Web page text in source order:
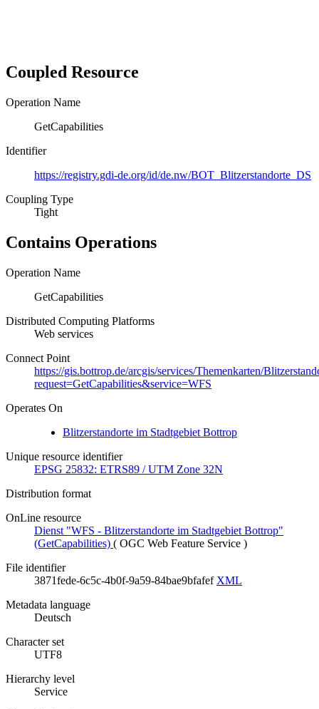
Coupled Resource
Operation Name
GetCapabilities
Identifier
https://registry.gdi-de.org/id/de.nw/BOT_Blitzerstandorte_DS
Coupling Type
Tight
Contains Operations
Operation Name
GetCapabilities
Distributed Computing Platforms
Web services
Connect Point
https://gis.bottrop.de/arcgis/services/Themenkarten/
request=GetCapabilities&service=WFS
Operates On
Blitzerstandorte im Stadtgebiet Bottrop
Unique resource identifier
EPSG 25832: ETRS89 / UTM Zone 32N
Distribution format
OnLine resource
Dienst "WFS - Blitzerstandorte im Stadtgebiet Bottrop"
(GetCapabilities) ( OGC Web Feature Service )
File identifier
3871fede-6c5c-4b0f-9a59-84bae9bfafef XML
Metadata language
Deutsch
Character set
UTF8
Hierarchy level
Service